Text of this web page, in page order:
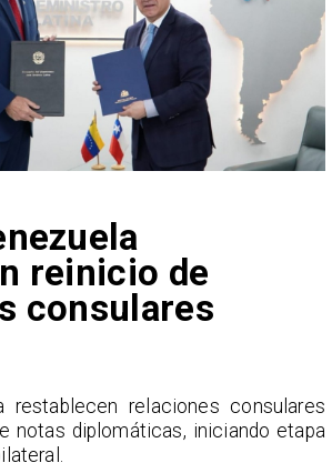
dichos
sobre
Nacional de Ferias Libres (ASOF)
que se refieran a Fabiola
de feria', expresión utilizada